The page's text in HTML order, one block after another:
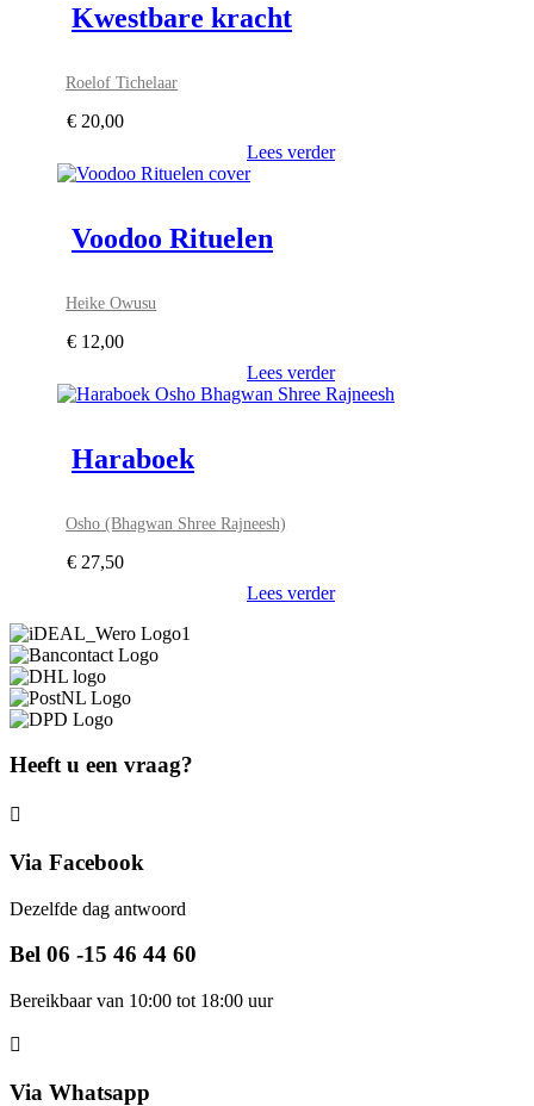
Kwestbare kracht
Roelof Tichelaar
€ 20,00
Lees verder
Voodoo Rituelen
Heike Owusu
€ 12,00
Lees verder
Haraboek
Osho (Bhagwan Shree Rajneesh)
€ 27,50
Lees verder
Heeft u een vraag?
Via Facebook
Dezelfde dag antwoord
Bel 06 -15 46 44 60
Bereikbaar van 10:00 tot 18:00 uur
Via Whatsapp